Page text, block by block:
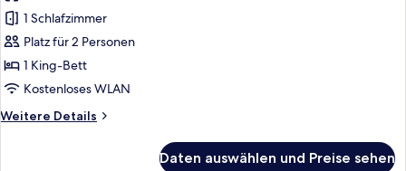
Standardzimmer,
1 King-
Bett,
rollstuhlgeeignete
anzeigen
1 Schlafzimmer
Platz für 2 Personen
1 King-Bett
Kostenloses WLAN
Weitere Details
Weitere
Daten auswählen und Preise sehen